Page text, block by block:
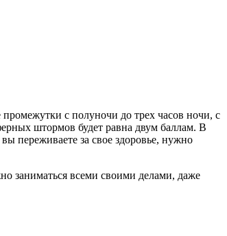
с полуночи до трех часов ночи, с
штормов будет равна двум баллам. В
переживаете за свое здоровье, нужно
заниматься всеми своими делами, даже